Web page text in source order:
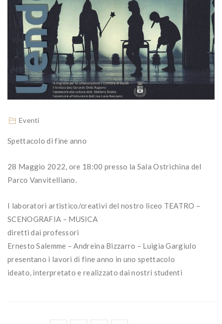
Eventi
Spettacolo di fine anno
28 Maggio 2022, ore 18:00 presso la Sala Ostrichina del
Parco Vanvitelliano.
I laboratori artistico/creativi del nostro liceo TEATRO –
SCENOGRAFIA – MUSICA
diretti dai professori
Ernesto Salemme – Andreina Bizzarro – Luigia Gargiulo
presentano i lavori di fine anno in uno spettacolo
ideato, interpretato e realizzato dai nostri studenti